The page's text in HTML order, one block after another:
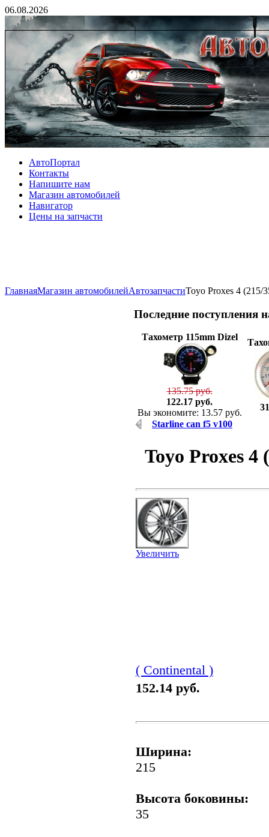
06.08.2026
АвтоПортал
Контакты
Напишите нам
Магазин автомобилей
Навигатор
Цены на запчасти
ГлавнаяМагазин автомобилейАвтозапчастиToyo Proxes 4 (215/
Последние поступления
Тахометр 115mm Dizel
135.75 руб.
122.17 руб.
Вы экономите: 13.57 руб.
Starline can f5 v100
Toyo Proxes 4
Увеличить
( Continental )
152.14 руб.
Ширина:
215
Высота боковины:
35